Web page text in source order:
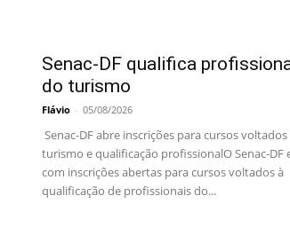
Senac-DF qualifica
do turismo
Flávio - 05/08/2026
Senac-DF abre inscrições para cursos voltados
turismo e qualificação profissionalO Senac-DF
com inscrições abertas para cursos voltados à
qualificação de profissionais do...